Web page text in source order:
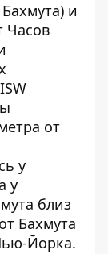
и
Часов
от
у
у
близ
Бахмута
Йорка.